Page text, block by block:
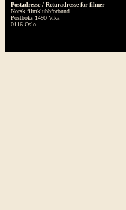
Postadresse / Returadresse for filmer
Norsk filmklubbforbund
Postboks 1490 Vika
0116 Oslo